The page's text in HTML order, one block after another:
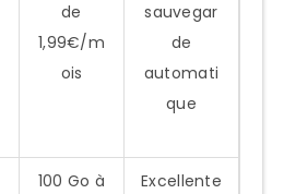
de
1,99€/m
ois
sauvegar
de
automati
que
100 Go à
Excellente